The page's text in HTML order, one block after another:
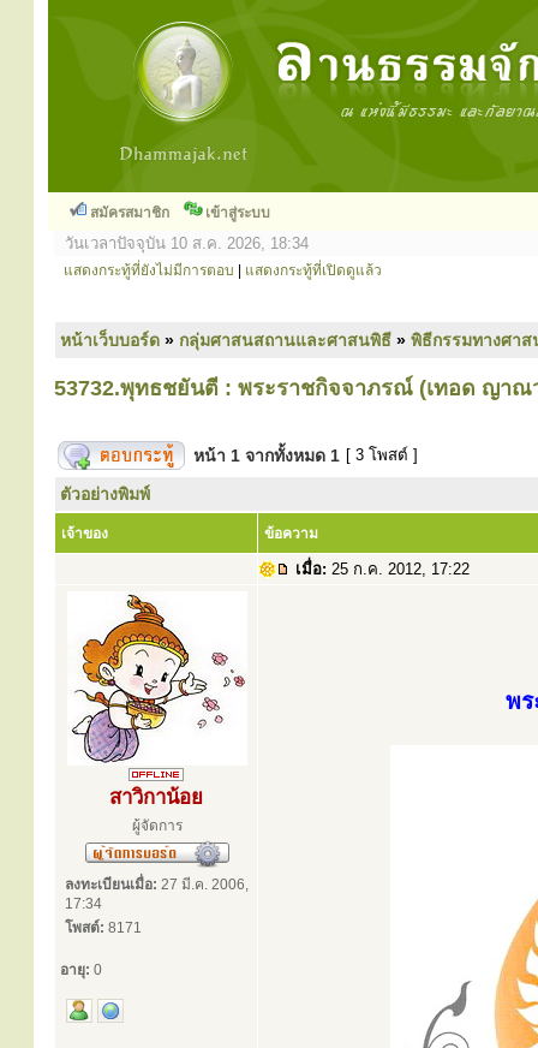
สมัครสมาชิก เข้าสู่ระบบ
วันเวลาปัจจุบัน 10 ส.ค. 2026, 18:34
แสดงกระทู้ที่ยังไม่มีการตอบ แสดงกระทู้ที่เปิดดูแล้ว
หน้าเว็บบอร์ด » กลุ่มศาสนสถานและศาสนพิธี » พิธีกรรมทางศา
53732.พุทธชยันตี : พระราชกิจจาภรณ์ (เทอด ญาณ
หน้า 1 จากทั้งหมด 1 [ 3 โพสต์ ]
ตัวอย่างพิมพ์
เจ้าของ ข้อความ
เมื่อ: 25 ก.ค. 2012, 17:22
สาวิกาน้อย
ผู้จัดการ
ลงทะเบียนเมื่อ: 27 มี.ค. 2006,
17:34
โพสต์: 8171
อายุ: 0
พ